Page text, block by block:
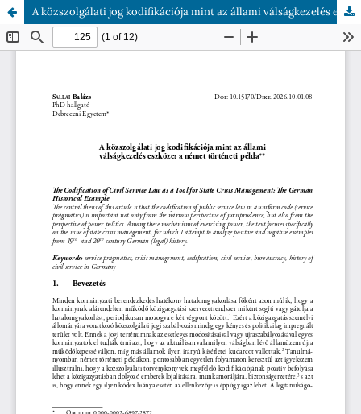
A közszolgálati jog kodifikációja mint az állami válságkezelés eszköze: a német történeti példa